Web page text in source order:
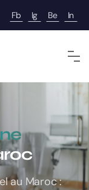
Fb Ig Be In
au Maroc :